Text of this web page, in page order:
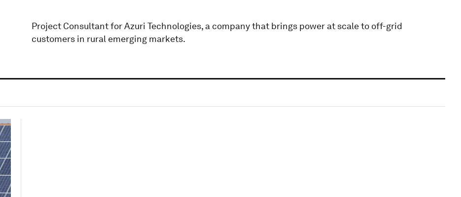
Project Consultant for Azuri Technologies, a company that brings power at scale to off-grid
customers in rural emerging markets.